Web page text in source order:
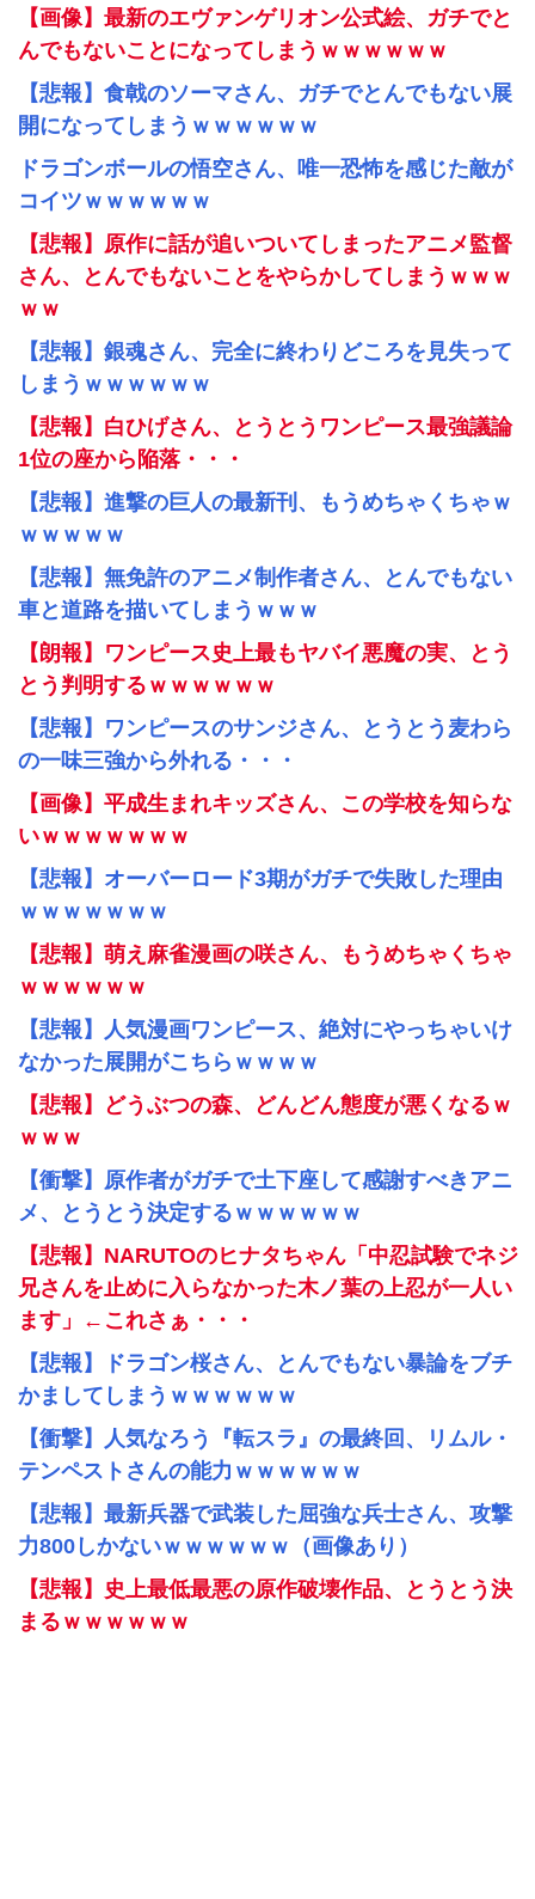
【画像】最新のエヴァンゲリオン公式絵、ガチでと
んでもないことになってしまうｗｗｗｗｗｗ
【悲報】食戟のソーマさん、ガチでとんでもない展
開になってしまうｗｗｗｗｗｗ
ドラゴンボールの悟空さん、唯一恐怖を感じた敵が
コイツｗｗｗｗｗｗ
【悲報】原作に話が追いついてしまったアニメ監督
さん、とんでもないことをやらかしてしまうｗｗｗ
ｗｗ
【悲報】銀魂さん、完全に終わりどころを見失って
しまうｗｗｗｗｗｗ
【悲報】白ひげさん、とうとうワンピース最強議論
1位の座から陥落・・・
【悲報】進撃の巨人の最新刊、もうめちゃくちゃｗ
ｗｗｗｗｗ
【悲報】無免許のアニメ制作者さん、とんでもない
車と道路を描いてしまうｗｗｗ
【朗報】ワンピース史上最もヤバイ悪魔の実、とう
とう判明するｗｗｗｗｗｗ
【悲報】ワンピースのサンジさん、とうとう麦わら
の一味三強から外れる・・・
【画像】平成生まれキッズさん、この学校を知らな
いｗｗｗｗｗｗｗ
【悲報】オーバーロード3期がガチで失敗した理由
ｗｗｗｗｗｗｗ
【悲報】萌え麻雀漫画の咲さん、もうめちゃくちゃ
ｗｗｗｗｗｗ
【悲報】人気漫画ワンピース、絶対にやっちゃいけ
なかった展開がこちらｗｗｗｗ
【悲報】どうぶつの森、どんどん態度が悪くなるｗ
ｗｗｗ
【衝撃】原作者がガチで土下座して感謝すべきアニ
メ、とうとう決定するｗｗｗｗｗｗ
【悲報】NARUTOのヒナタちゃん「中忍試験でネジ
兄さんを止めに入らなかった木ノ葉の上忍が一人い
ます」←これさぁ・・・
【悲報】ドラゴン桜さん、とんでもない暴論をブチ
かましてしまうｗｗｗｗｗｗ
【衝撃】人気なろう『転スラ』の最終回、リムル・
テンペストさんの能力ｗｗｗｗｗｗ
【悲報】最新兵器で武装した屈強な兵士さん、攻撃
力800しかないｗｗｗｗｗｗ（画像あり）
【悲報】史上最低最悪の原作破壊作品、とうとう決
まるｗｗｗｗｗｗ